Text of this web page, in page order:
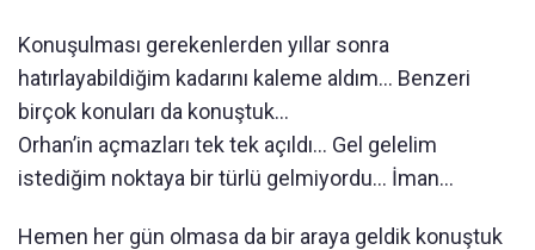
Konuşulması gerekenlerden yıllar sonra
hatırlayabildiğim kadarını kaleme aldım... Benzeri
birçok konuları da konuştuk...
Orhan’in açmazları tek tek açıldı... Gel gelelim
istediğim noktaya bir türlü gelmiyordu... İman...
Hemen her gün olmasa da bir araya geldik konuştuk